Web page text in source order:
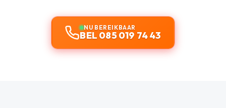
NU BEREIKBAAR
BEL 085 019 74 43